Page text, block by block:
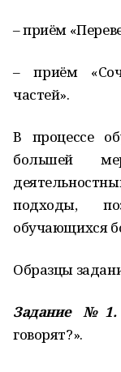
– приём
– приём
частей».
В процессе
большей
подходы,
обучающихся
Образцы
Задание №1.
говорят?».